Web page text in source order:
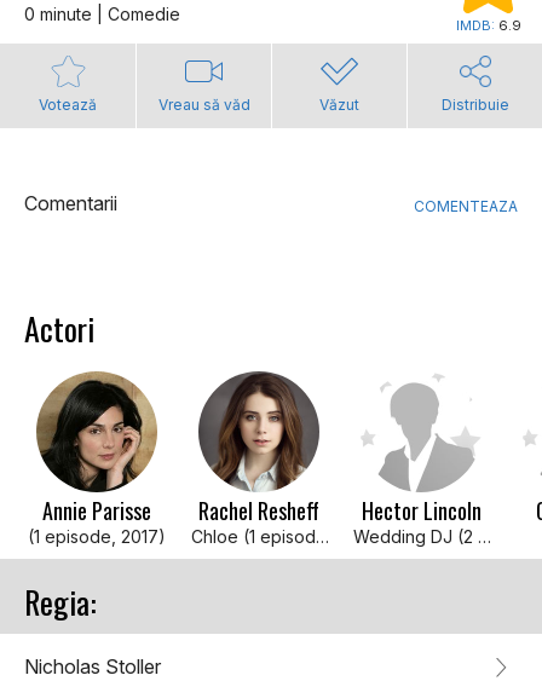
0 minute | Comedie
IMDB: 6.9
Votează Vreau să văd Văzut Distribuie
Comentarii COMENTEAZA
Actori
Annie Parisse
(1 episode, 2017)
Rachel Resheff
Chloe (1 episode, 2017)
Hector Lincoln
Wedding DJ (2 episodes, 2017)
Regia:
Nicholas Stoller